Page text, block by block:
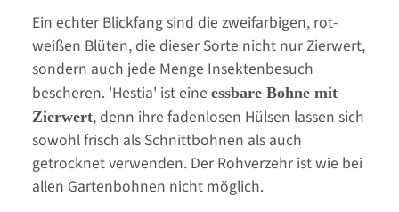
Ein echter Blickfang sind die zweifarbigen, rot-
weißen Blüten, die dieser Sorte nicht nur Zierwert,
sondern auch jede Menge Insektenbesuch
bescheren. 'Hestia' ist eine essbare Bohne mit
Zierwert, denn ihre fadenlosen Hülsen lassen sich
sowohl frisch als Schnittbohnen als auch
getrocknet verwenden. Der Rohverzehr ist wie bei
allen Gartenbohnen nicht möglich.